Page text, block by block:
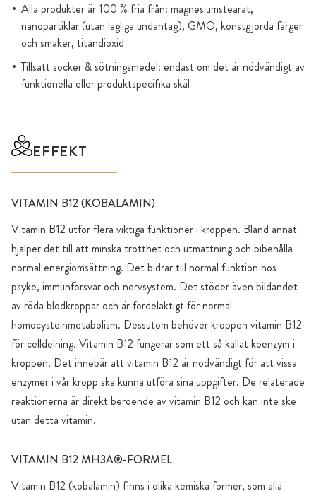
Alla produkter är 100 % fria från: magnesiumstearat,
nanopartiklar (utan lagliga undantag), GMO, konstgjorda färger
och smaker, titandioxid
Tillsatt socker & sötningsmedel: endast om det är nödvändigt av
funktionella eller produktspecifika skäl
EFFEKT
VITAMIN B12 (KOBALAMIN)
Vitamin B12 utför flera viktiga funktioner i kroppen. Bland annat
hjälper det till att minska trötthet och utmattning och bibehålla
normal energiomsättning. Det bidrar till normal funktion hos
psyke, immunförsvar och nervsystem. Det stöder även bildandet
av röda blodkroppar och är fördelaktigt för normal
homocysteinmetabolism. Dessutom behöver kroppen vitamin B12
för celldelning. Vitamin B12 fungerar som ett så kallat koenzym i
kroppen. Det innebär att vitamin B12 är nödvändigt för att vissa
enzymer i vår kropp ska kunna utföra sina uppgifter. De relaterade
reaktionerna är direkt beroende av vitamin B12 och kan inte ske
utan detta vitamin.
VITAMIN B12 MH3A®-FORMEL
Vitamin B12 (kobalamin) finns i olika kemiska former, som alla